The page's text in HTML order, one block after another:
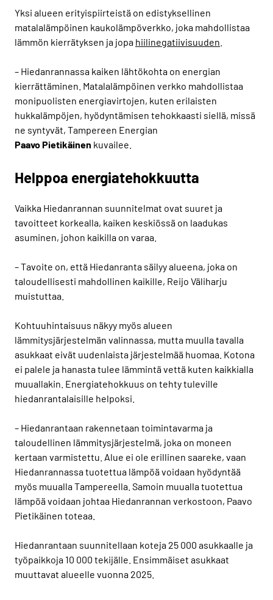
Yksi alueen erityispiirteistä on edistyksellinen
matalalämpöinen kaukolämpöverkko, joka mahdollistaa
lämmön kierrätyksen ja jopa hiilinegatiivisuuden
– Hiedanrannassa kaiken lähtökohta on energian
kierrättäminen. Matalalämpöinen verkko mahdollistaa
monipuolisten energiavirtojen, kuten erilaisten
hukkalämpöjen, hyödyntämisen tehokkaasti siellä, missä
ne syntyvät, Tampereen Energian
PaavoPietikäinen kuvailee.
Helppoa energiatehokkuutta
Vaikka Hiedanrannan suunnitelmat ovat suuret ja
tavoitteet korkealla, kaiken keskiössä on laadukas
asuminen, johon kaikilla on varaa.
– Tavoite on, että Hiedanranta säilyy alueena, joka on
taloudellisesti mahdollinen kaikille, Reijo Väliharju
muistuttaa.
Kohtuuhintaisuus näkyy myös alueen
lämmitysjärjestelmän valinnassa, mutta muulla tavalla
asukkaat eivät uudenlaista järjestelmää huomaa. Kotona
ei palele ja hanasta tulee lämmintä vettä kuten kaikkialla
muuallakin. Energiatehokkuus on tehty tuleville
hiedanrantalaisille helpoksi.
– Hiedanrantaan rakennetaan toimintavarma ja
taloudellinen lämmitysjärjestelmä, joka on moneen
kertaan varmistettu. Alue ei ole erillinen saareke, vaan
Hiedanrannassa tuotettua lämpöä voidaan hyödyntää
myös muualla Tampereella. Samoin muualla tuotettua
lämpöä voidaan johtaa Hiedanrannan verkostoon, Paavo
Pietikäinen toteaa.
Hiedanrantaan suunnitellaan koteja 25 000 asukkaalle ja
työpaikkoja 10 000 tekijälle. Ensimmäiset asukkaat
muuttavat alueelle vuonna 2025.